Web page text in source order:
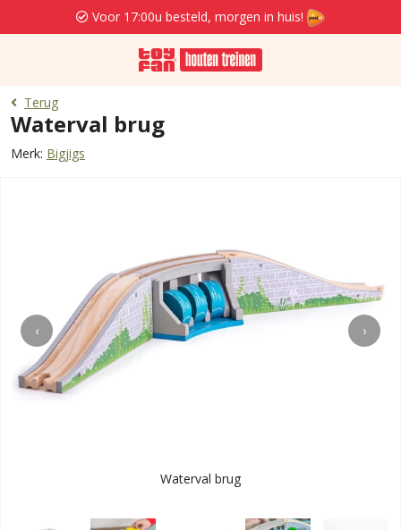
Voor 17:00u besteld, morgen in huis!
Terug
Waterval brug
Merk: Bigjigs
‹ ›
Waterval brug